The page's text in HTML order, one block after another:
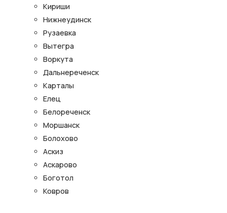
Кириши
Нижнеудинск
Рузаевка
Вытегра
Воркута
Дальнереченск
Карталы
Елец
Белореченск
Моршанск
Болохово
Аскиз
Аскарово
Боготол
Ковров